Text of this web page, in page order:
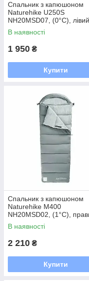
Спальник з капюшоном
Naturehike U250S
NH20MSD07, (0°C), лівий,
темно-зелений
В наявності
1 950 ₴
Купити
Спальник з капюшоном
Naturehike M400
NH20MSD02, (1°C),
сірий
В наявності
2 210 ₴
Купити